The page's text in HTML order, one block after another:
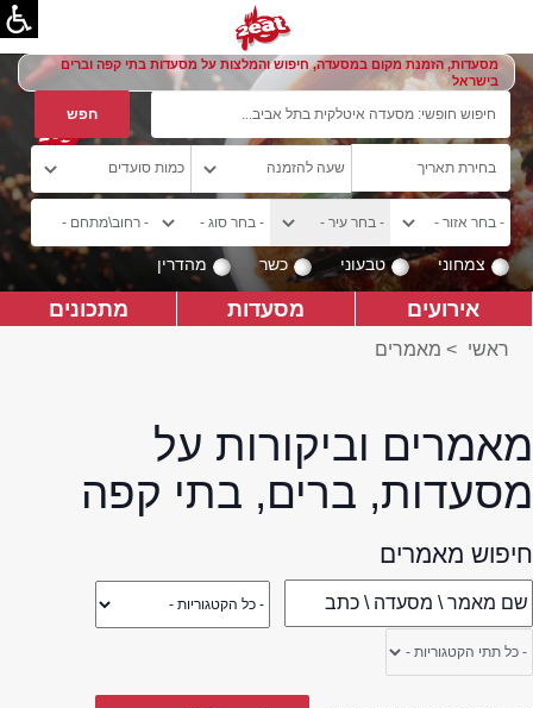
מסעדות, הזמנת מקום במסעדה, חיפוש והמלצות על מסעדות בתי קפה וברים
בישראל
צמחוני טבעוני כשר מהדרין
אירועים מסעדות מתכונים
ראשי > מאמרים
מאמרים וביקורות על
מסעדות, ברים, בתי קפה
חיפוש מאמרים